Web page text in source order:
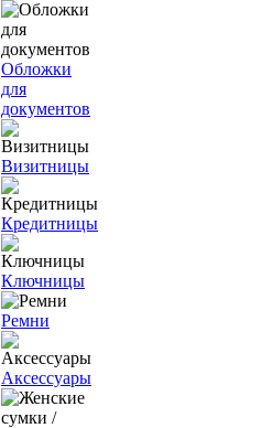
Обложки
для
документов
Визитницы
Кредитницы
Ключницы
Ремни
Аксессуары